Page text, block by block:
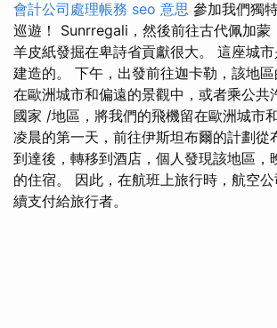
會計公司處理帳務 seo 意思 參加我們獨
巡遊！ Sunrregali，然後前往古代佩加蒙
羊皮紙發掘在卑詩省貢獻很大。 這座城
建造的。 下午，出發前往迦卡勒，該地區
在歐洲城市和偏遠的景觀中，或者乘公共
國家 /地區，將我們的飛機留在歐洲城市
凌晨的第一天，前往伊斯坦布爾的計劃從
到達後，轉移到酒店，個人發現該地區，
的住宿。 因此，在航班上旅行時，航空
續支付給旅行者。